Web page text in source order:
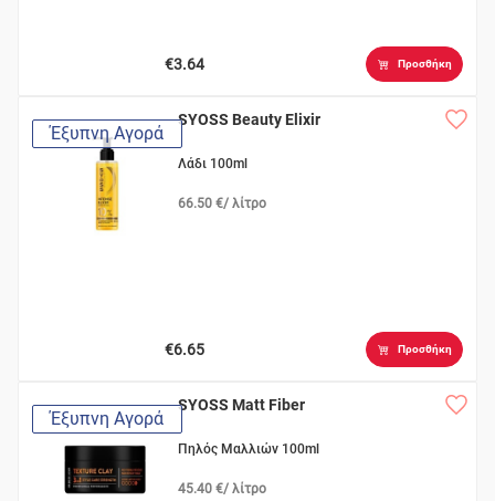
€3.64 Προσθήκη
Έξυπνη Αγορά
SYOSS Beauty Elixir
Λάδι 100ml
66.50 €/ λίτρο
€6.65 Προσθήκη
Έξυπνη Αγορά
SYOSS Matt Fiber
Πηλός Μαλλιών 100ml
45.40 €/ λίτρο